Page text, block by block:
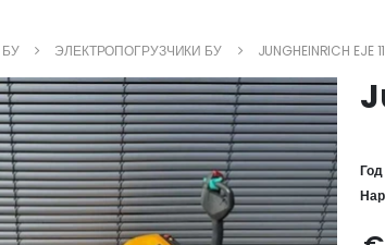
ЭЛЕКТРОПОГРУЗЧИКИ БУ JUNGHEINRICH EJE